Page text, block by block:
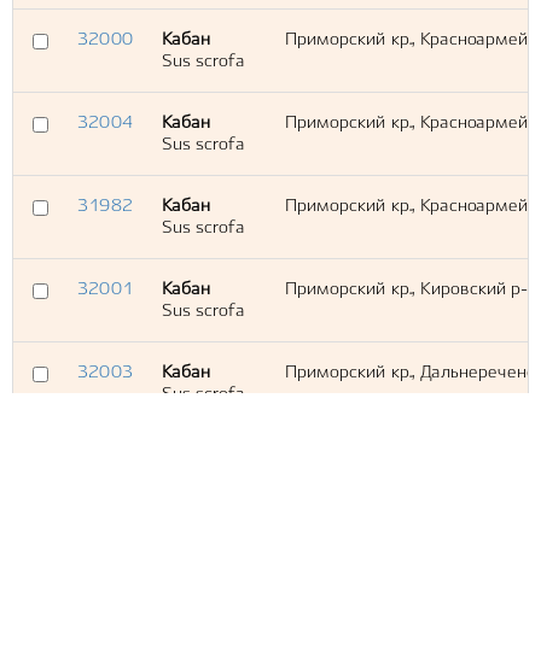
32000
Кабан
Sus scrofa
Приморский кр.,
32004
Кабан
Sus scrofa
Приморский кр.,
31982
Кабан
Sus scrofa
Приморский кр.,
32001
Кабан
Sus scrofa
Приморский кр., Кировский р-
32003
Кабан
Sus scrofa
Приморский кр.,